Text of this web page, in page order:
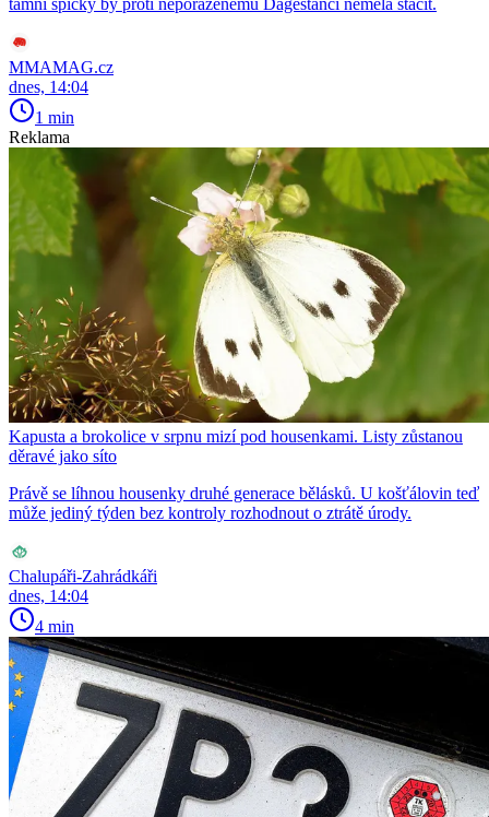
tamní špičky by proti neporaženému Dagestánci neměla stačit.
MMAMAG.cz
dnes, 14:04
1 min
Reklama
Kapusta a brokolice v srpnu mizí pod housenkami. Listy zůstanou
děravé jako síto
Právě se líhnou housenky druhé generace bělásků. U košťálovin teď
může jediný týden bez kontroly rozhodnout o ztrátě úrody.
Chalupáři-Zahrádkáři
dnes, 14:04
4 min